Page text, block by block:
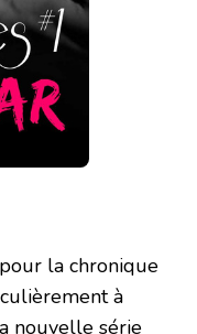
la chronique
à
nouvelle série